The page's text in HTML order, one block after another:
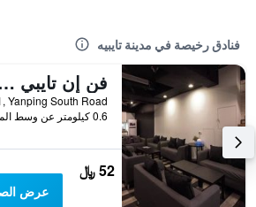
فنادق رخيصة في مدينة تايبيه
فن إن
0.6 كيلومتر عن وسط المدينة
52 ﷼
عرض